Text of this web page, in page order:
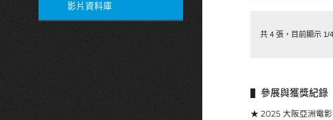
影片資料庫
共 4 張，目前顯示 1/
參展與獲獎紀錄
★ 2025 大阪亞洲電